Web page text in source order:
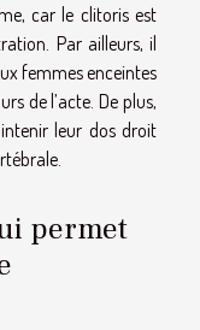
car le clitoris est
Par ailleurs, il
femmes enceintes
de l’acte. De plus,
leur dos droit
permet